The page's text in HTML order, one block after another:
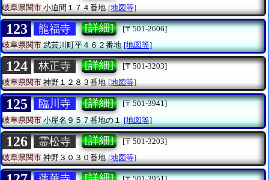
岐阜県関市 小迫間１７４番地 [地図等]
123 龍福寺 [詳細]
[〒501-2606]
岐阜県関市武芸川町平４６２番地 [地図等]
124 林正寺 [詳細]
[〒501-3203]
岐阜県関市神野１２８３番地 [地図等]
125 臨川寺 [詳細]
[〒501-3941]
岐阜県関市小屋名９５７番地の１ [地図等]
126 霊松寺 [詳細]
[〒501-3203]
岐阜県関市神野３０３０番地 [地図等]